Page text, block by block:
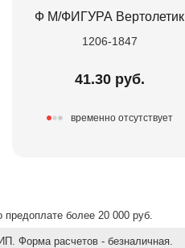
Ф М/ФИГУРА Вертолетик
1206-1847
41.30 руб.
временно отсутствует
более 20 000 руб.
Форма расчетов - безналичная.